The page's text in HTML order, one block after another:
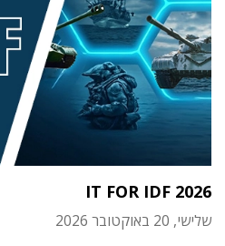
IT FOR IDF 2026
שלישי, 20 באוקטובר 2026